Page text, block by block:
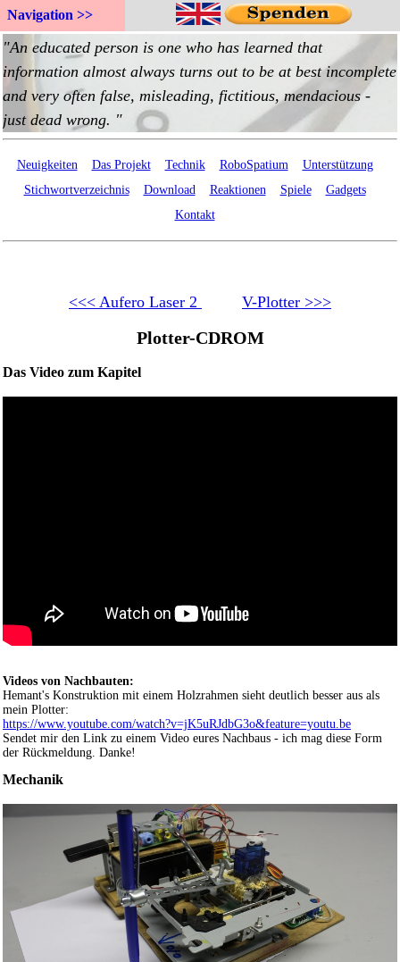
Navigation >>
Neuigkeiten Das Projekt Technik RoboSpatium
Unterstützung
Stichwortverzeichnis
Download Reaktionen Spiele
Gadgets
Kontakt
<<< Aufero Laser 2 V-Plotter >>>
Plotter-CDROM
Das Video zum Kapitel
Videos von Nachbauten:
Hemant's Konstruktion mit einem Holzrahmen sieht deutlich besser aus als
mein Plotter:
https://www.youtube.com/watch?v=jK5uRJdbG3o&feature=youtu.be
Sendet mir den Link zu einem Video eures Nachbaus - ich mag diese Form
der Rückmeldung. Danke!
Mechanik